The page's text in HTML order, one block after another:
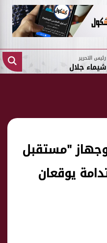
رئيس التحرير
شيماء جلال
"مستقبل
يوقعان